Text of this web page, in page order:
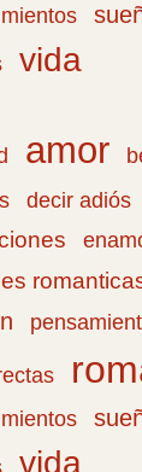
vida
amor
decir adiós
vida